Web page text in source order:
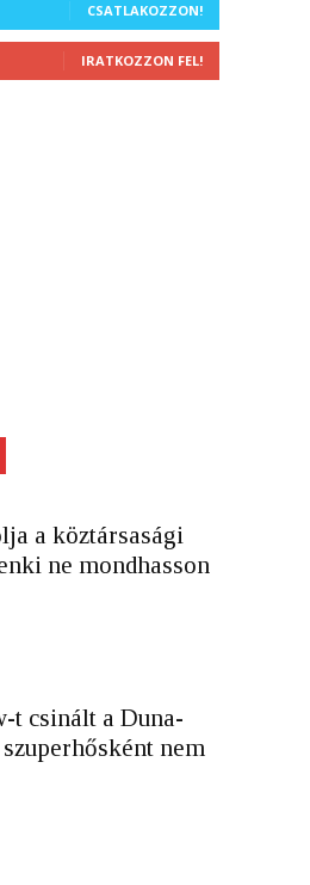
CSATLAKOZZON!
IRATKOZZON FEL!
a köztársasági
ne mondhasson
t csinált a Duna-
nem